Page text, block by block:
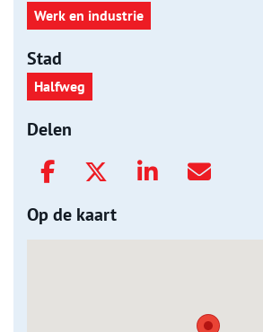
Werk en industrie
Stad
Halfweg
Delen
Op de kaart